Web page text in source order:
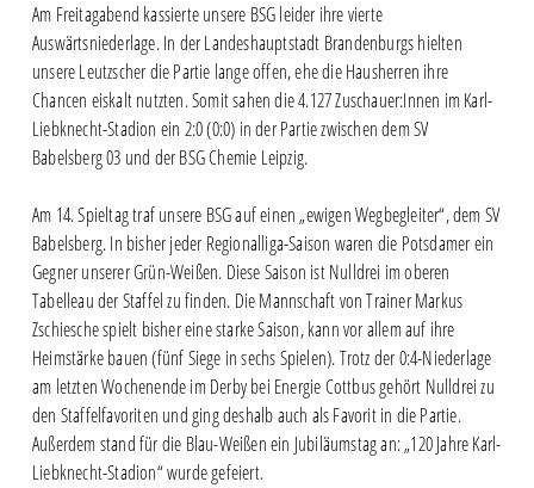
Am Freitagabend kassierte unsere BSG leider ihre vierte
Auswärtsniederlage. In der Landeshauptstadt Brandenburgs hielten
unsere Leutzscher die Partie lange offen, ehe die Hausherren ihre
Chancen eiskalt nutzten. Somit sahen die 4.127 Zuschauer:Innen im Karl-
Liebknecht-Stadion ein 2:0 (0:0) in der Partie zwischen dem SV
Babelsberg 03 und der BSG Chemie Leipzig.
Am 14. Spieltag traf unsere BSG auf einen „ewigen Wegbegleiter“, dem SV
Babelsberg. In bisher jeder Regionalliga-Saison waren die Potsdamer ein
Gegner unserer Grün-Weißen. Diese Saison ist Nulldrei im oberen
Tabelleau der Staffel zu finden. Die Mannschaft von Trainer Markus
Zschiesche spielt bisher eine starke Saison, kann vor allem auf ihre
Heimstärke bauen (fünf Siege in sechs Spielen). Trotz der 0:4-Niederlage
am letzten Wochenende im Derby bei Energie Cottbus gehört Nulldrei zu
den Staffelfavoriten und ging deshalb auch als Favorit in die Partie.
Außerdem stand für die Blau-Weißen ein Jubiläumstag an: „120 Jahre Karl-
Liebknecht-Stadion“ wurde gefeiert.